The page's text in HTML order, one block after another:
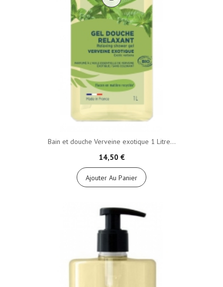
Bain et douche Verveine exotique 1 Litre...
14,50 €
Ajouter Au Panier